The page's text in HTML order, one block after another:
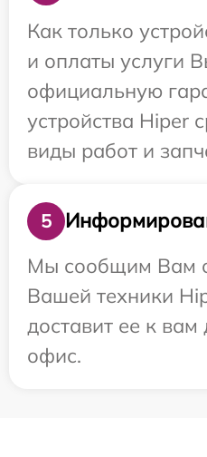
Как только
и оплаты услуги
официальную
устройства Hiper
виды работ и
5
Мы сообщим Вам
Вашей техники
доставит ее к
офис.